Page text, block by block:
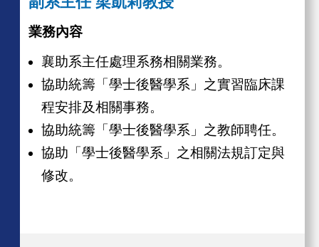
業務內容
襄助系主任處理系務相關業務。
協助統籌「學士後醫學系」之實習臨床課
程安排及相關事務。
協助統籌「學士後醫學系」之教師聘任。
協助「學士後醫學系」之相關法規訂定與
修改。